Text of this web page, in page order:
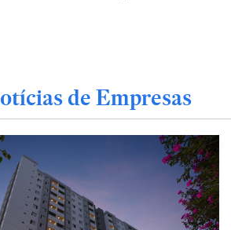
de Empresas